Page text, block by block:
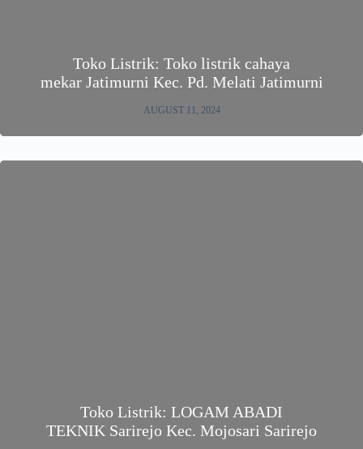
Toko Listrik: Toko listrik cahaya
mekar Jatimurni Kec. Pd. Melati Jatimurni
AUGUST 11, 2024
Toko Listrik: LOGAM ABADI
TEKNIK Sarirejo Kec. Mojosari Sarirejo